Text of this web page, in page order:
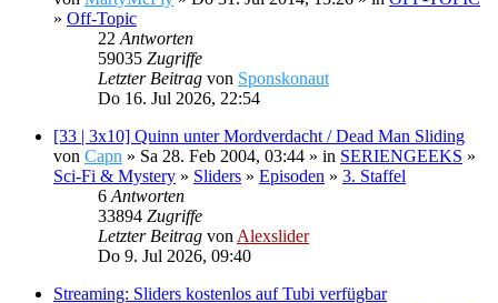
» Off-Topic
22 Antworten
59035 Zugriffe
Letzter Beitrag von Sponskonaut
Do 16. Jul 2026, 22:54
[33 | 3x10] Quinn unter Mordverdacht / Dead Man Sliding
von Capn » Sa 28. Feb 2004, 03:44 » in SERIENGEEKS »
Sci-Fi & Mystery » Sliders » Episoden » 3. Staffel
6 Antworten
33894 Zugriffe
Letzter Beitrag von Alexslider
Do 9. Jul 2026, 09:40
Streaming: Sliders kostenlos auf Tubi verfügbar